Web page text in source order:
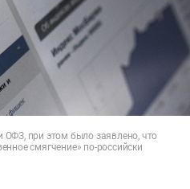
ОФЗ, при этом было заявлено, что
смягчение» по-российски